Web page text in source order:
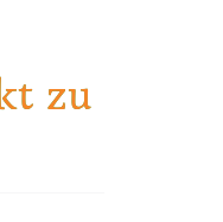
zu